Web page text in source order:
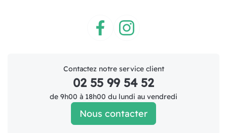
Contactez notre service client
02 55 99 54 52
de 9h00 à 18h00 du lundi au vendredi
Nous contacter